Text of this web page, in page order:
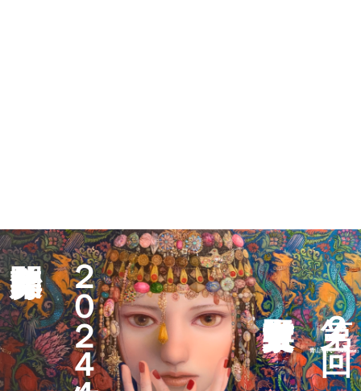
２
青山幸代「Salo me
２
０
２
４
４